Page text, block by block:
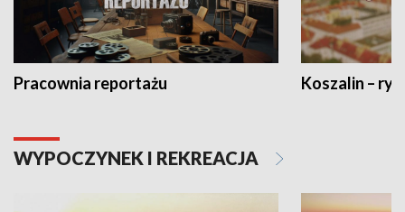
Pracownia reportażu Koszalin –
WYPOCZYNEK I REKREACJA